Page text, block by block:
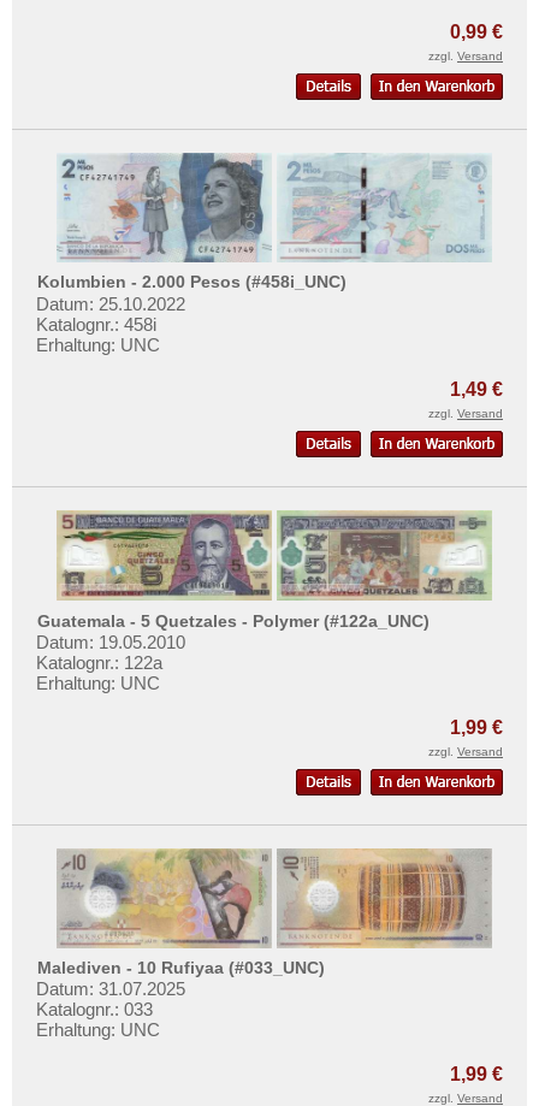
Widerrufsbelehrung
Liefer- und Versandkosten
AGB
Impressum
0,99 €
zzgl. Versand
Kolumbien - 2.000 Pesos (#458i_UNC)
Datum: 25.10.2022
Katalognr.: 458i
Erhaltung: UNC
1,49 €
zzgl. Versand
Guatemala - 5 Quetzales - Polymer (#122a_UNC)
Datum: 19.05.2010
Katalognr.: 122a
Erhaltung: UNC
1,99 €
zzgl. Versand
Malediven - 10 Rufiyaa (#033_UNC)
Datum: 31.07.2025
Katalognr.: 033
Erhaltung: UNC
1,99 €
zzgl. Versand